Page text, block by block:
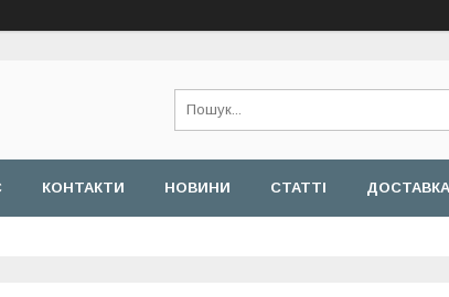
КОНТАКТИ НОВИНИ СТАТТІ